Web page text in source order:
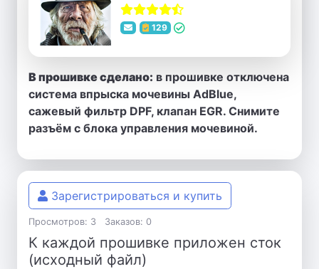
129
В прошивке сделано: в прошивке отключена
система впрыска мочевины AdBlue,
сажевый фильтр DPF, клапан EGR. Снимите
разъём с блока управления мочевиной.
Зарегистрироваться и купить
Просмотров: 3 Заказов: 0
К каждой прошивке приложен сток
(исходный файл)